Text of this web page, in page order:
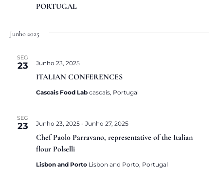
PORTUGAL
Junho 2025
SEG
23
ITALIAN CONFERENCES
Junho 23, 2025
Cascais Food Lab cascais, Portugal
SEG
23
Chef Paolo Parravano, representative of the Italian
flour Polselli
Junho 23, 2025- Junho 27, 2025
Lisbon and Porto Lisbon and Porto, Portugal